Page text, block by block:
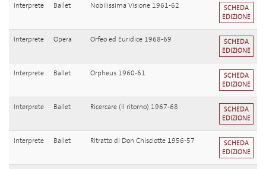
Interprete Ballet Nobilissima Visione 1961-62
SCHEDA
EDIZIONE
Interprete Opera Orfeo ed Euridice 1968-69
SCHEDA
EDIZIONE
Interprete Ballet Orpheus 1960-61
SCHEDA
EDIZIONE
Interprete Ballet Ricercare (Il ritorno) 1967-68
SCHEDA
EDIZIONE
Interprete Ballet Ritratto di Don Chisciotte 1956-57
SCHEDA
EDIZIONE